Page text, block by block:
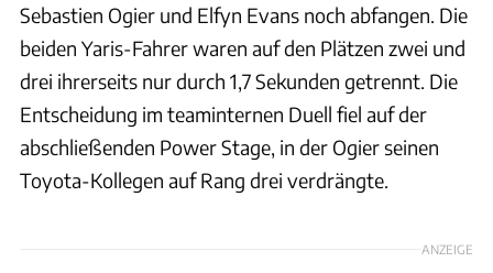
Sebastien Ogier und Elfyn Evans noch abfangen. Die
beiden Yaris-Fahrer waren auf den Plätzen zwei und
drei ihrerseits nur durch 1,7 Sekunden getrennt. Die
Entscheidung im teaminternen Duell fiel auf der
abschließenden Power Stage, in der Ogier seinen
Toyota-Kollegen auf Rang drei verdrängte.
ANZEIGE